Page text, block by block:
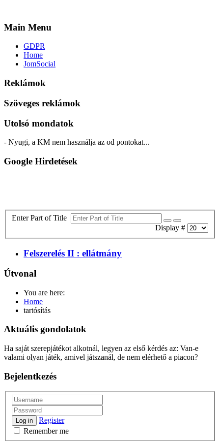
Main Menu
GDPR
Home
JomSocial
Reklámok
Szöveges reklámok
Utolsó mondatok
- Nyugi, a KM nem használja az od pontokat...
Google Hirdetések
Enter Part of Title
Display #
Felszerelés II : ellátmány
Útvonal
You are here:
Home
tartósítás
Aktuális gondolatok
Ha saját szerepjátékot alkotnál, legyen az első kérdés az: Van-e
valami olyan játék, amivel játszanál, de nem elérhető a piacon?
Bejelentkezés
Log in
Register
Remember me